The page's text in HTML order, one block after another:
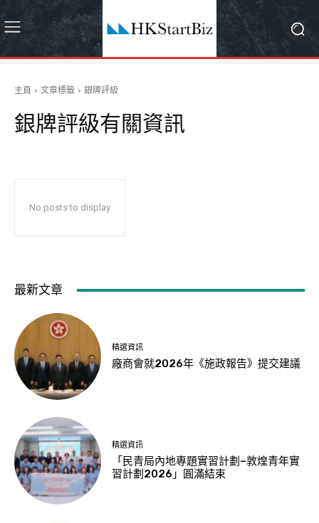
主頁 文章標籤 銀牌評級
銀牌評級有關資訊
No posts to display
最新文章
精選資訊
廠商會就2026年《施政報告》提交建議
精選資訊
「民青局內地專題實習計劃–敦煌青年實
習計劃2026」圓滿結束